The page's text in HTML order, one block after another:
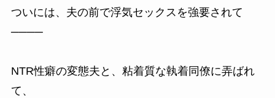
ついには、夫の前で浮気セックスを強要されて
────
NTR性癖の変態夫と、粘着質な執着同僚に弄ばれ
て、